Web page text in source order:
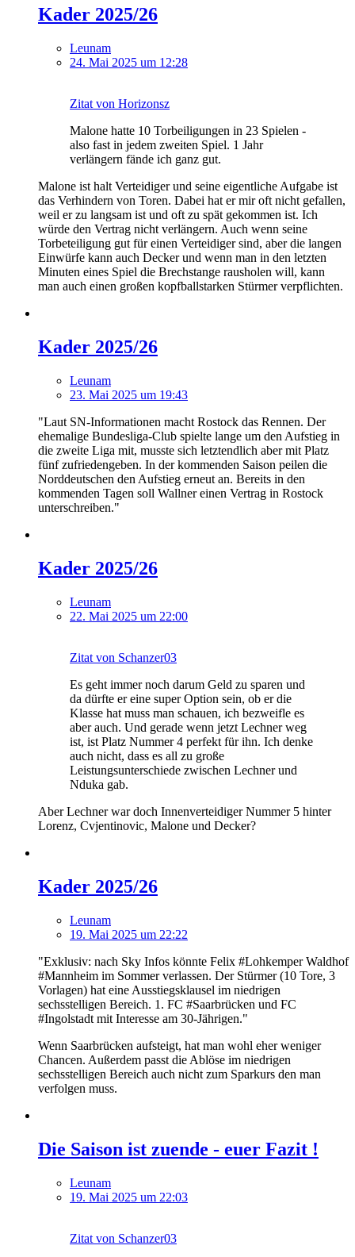
Kader 2025/26
Leunam
24. Mai 2025 um 12:28
Zitat von Horizonsz
Malone hatte 10 Torbeiligungen in 23 Spielen -
also fast in jedem zweiten Spiel. 1 Jahr
verlängern fände ich ganz gut.
Malone ist halt Verteidiger und seine eigentliche Aufgabe ist
das Verhindern von Toren. Dabei hat er mir oft nicht gefallen,
weil er zu langsam ist und oft zu spät gekommen ist. Ich
würde den Vertrag nicht verlängern. Auch wenn seine
Torbeteiligung gut für einen Verteidiger sind, aber die langen
Einwürfe kann auch Decker und wenn man in den letzten
Minuten eines Spiel die Brechstange rausholen will, kann
man auch einen großen kopfballstarken Stürmer verpflichten.
Kader 2025/26
Leunam
23. Mai 2025 um 19:43
"Laut SN-Informationen macht Rostock das Rennen. Der
ehemalige Bundesliga-Club spielte lange um den Aufstieg in
die zweite Liga mit, musste sich letztendlich aber mit Platz
fünf zufriedengeben. In der kommenden Saison peilen die
Norddeutschen den Aufstieg erneut an. Bereits in den
kommenden Tagen soll Wallner einen Vertrag in Rostock
unterschreiben."
Kader 2025/26
Leunam
22. Mai 2025 um 22:00
Zitat von Schanzer03
Es geht immer noch darum Geld zu sparen und
da dürfte er eine super Option sein, ob er die
Klasse hat muss man schauen, ich bezweifle es
aber auch. Und gerade wenn jetzt Lechner weg
ist, ist Platz Nummer 4 perfekt für ihn. Ich denke
auch nicht, dass es all zu große
Leistungsunterschiede zwischen Lechner und
Nduka gab.
Aber Lechner war doch Innenverteidiger Nummer 5 hinter
Lorenz, Cvjentinovic, Malone und Decker?
Kader 2025/26
Leunam
19. Mai 2025 um 22:22
"Exklusiv: nach Sky Infos könnte Felix #Lohkemper Waldhof
#Mannheim im Sommer verlassen. Der Stürmer (10 Tore, 3
Vorlagen) hat eine Ausstiegsklausel im niedrigen
sechsstelligen Bereich. 1. FC #Saarbrücken und FC
#Ingolstadt mit Interesse am 30-Jährigen."
Wenn Saarbrücken aufsteigt, hat man wohl eher weniger
Chancen. Außerdem passt die Ablöse im niedrigen
sechsstelligen Bereich auch nicht zum Sparkurs den man
verfolgen muss.
Die Saison ist zuende - euer Fazit !
Leunam
19. Mai 2025 um 22:03
Zitat von Schanzer03